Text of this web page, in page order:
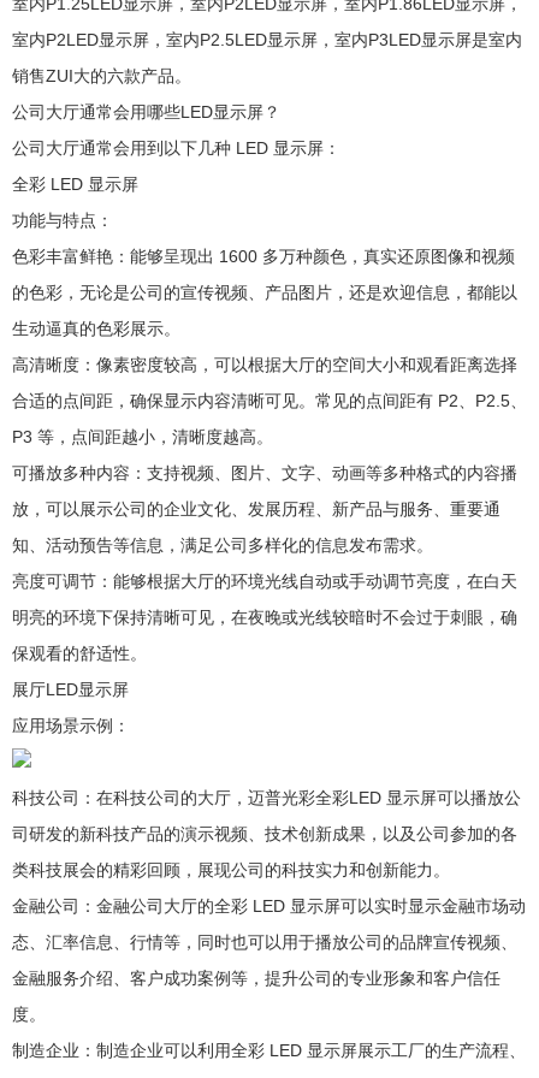
室内P2LED显示屏，室内P2.5LED显示屏，室内P3LED显示屏是室内
销售ZUI大的六款产品。
公司大厅通常会用哪些LED显示屏？
公司大厅通常会用到以下几种 LED 显示屏：
全彩 LED 显示屏
功能与特点：
色彩丰富鲜艳：能够呈现出 1600 多万种颜色，真实还原图像和视频
的色彩，无论是公司的宣传视频、产品图片，还是欢迎信息，都能以
生动逼真的色彩展示。
高清晰度：像素密度较高，可以根据大厅的空间大小和观看距离选择
合适的点间距，确保显示内容清晰可见。常见的点间距有 P2、P2.5、
P3 等，点间距越小，清晰度越高。
可播放多种内容：支持视频、图片、文字、动画等多种格式的内容播
放，可以展示公司的企业文化、发展历程、新产品与服务、重要通
知、活动预告等信息，满足公司多样化的信息发布需求。
亮度可调节：能够根据大厅的环境光线自动或手动调节亮度，在白天
明亮的环境下保持清晰可见，在夜晚或光线较暗时不会过于刺眼，确
保观看的舒适性。
展厅LED显示屏
应用场景示例：
科技公司：在科技公司的大厅，迈普光彩全彩LED 显示屏可以播放公
司研发的新科技产品的演示视频、技术创新成果，以及公司参加的各
类科技展会的精彩回顾，展现公司的科技实力和创新能力。
金融公司：金融公司大厅的全彩 LED 显示屏可以实时显示金融市场动
态、汇率信息、行情等，同时也可以用于播放公司的品牌宣传视频、
金融服务介绍、客户成功案例等，提升公司的专业形象和客户信任
度。
制造企业：制造企业可以利用全彩 LED 显示屏展示工厂的生产流程、